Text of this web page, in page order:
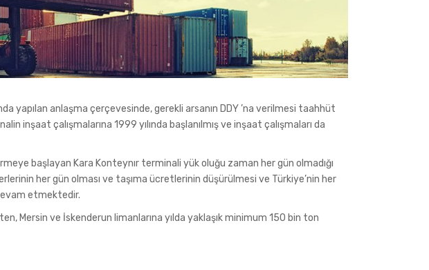
yapılan anlaşma çerçevesinde, gerekli arsanın DDY ’na verilmesi taahhüt
inşaat çalışmalarına 1999 yılında başlanılmış ve inşaat çalışmaları da
başlayan Kara Konteynır terminali yük oluğu zaman her gün olmadığı
her gün olması ve taşıma ücretlerinin düşürülmesi ve Türkiye’nin her
etmektedir.
Mersin ve İskenderun limanlarına yılda yaklaşık minimum 150 bin ton